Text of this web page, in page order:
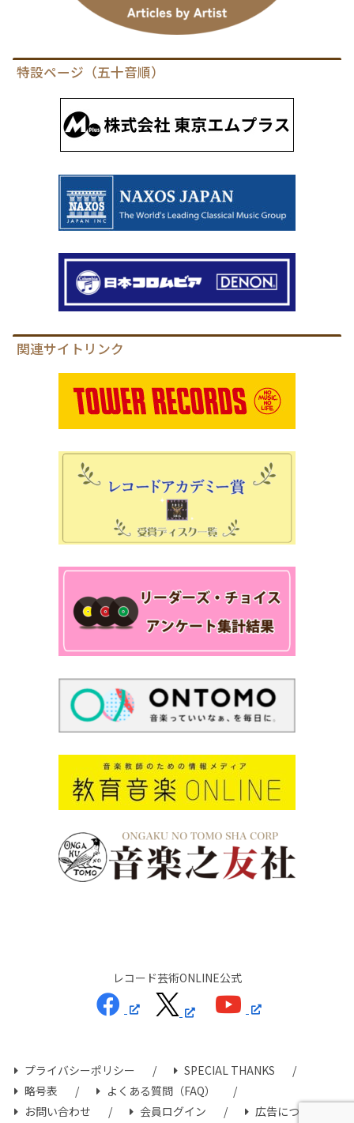
特設ページ（五十音順）
関連サイトリンク
レコード芸術ONLINE公式
プライバシーポリシー
SPECIAL THANKS
略号表
よくある質問（FAQ）
お問い合わせ
会員ログイン 広告について